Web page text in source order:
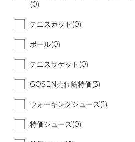
(0)
テニスガット(0)
ボール(0)
テニスラケット(0)
GOSEN売れ筋特価(3)
ウォーキングシューズ(1)
特価シューズ(0)